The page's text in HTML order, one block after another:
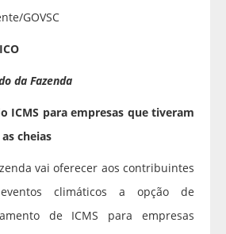
GOVSC
da Fazenda
ICMS para empresas que tiveram
cheias
vai oferecer aos contribuintes
climáticos a opção de
de ICMS para empresas